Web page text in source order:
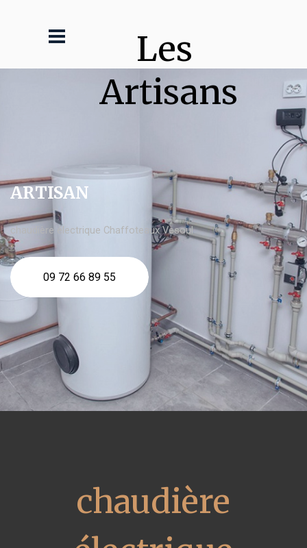
Les
Artisans
ARTISAN
chaudière électrique Chaffoteaux Vesoul
09 72 66 89 55
chaudière